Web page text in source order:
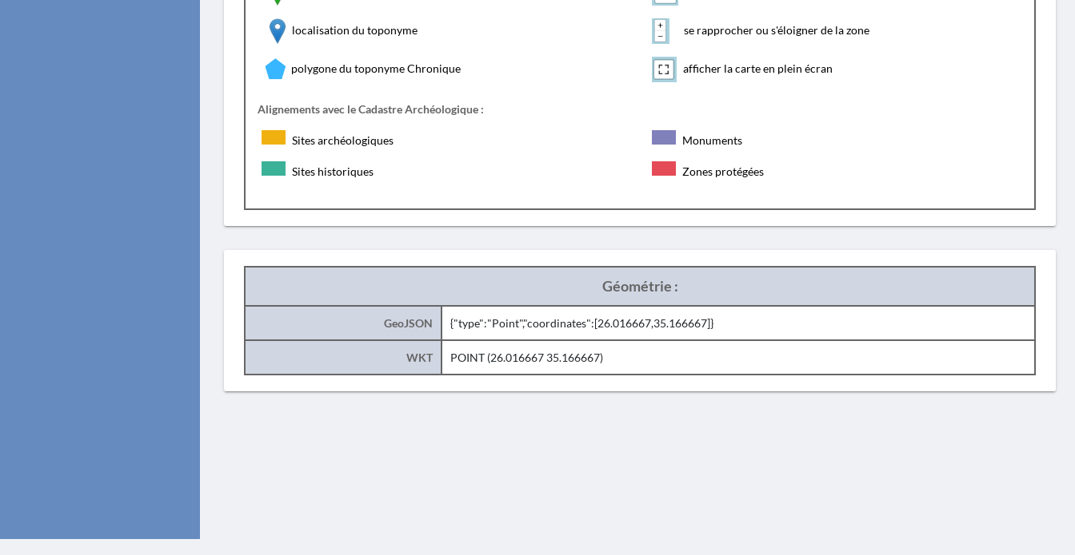
localisation du toponyme
polygone du toponyme Chronique
se rapprocher ou s'éloigner de la zone
afficher la carte en plein écran
Alignements avec le Cadastre Archéologique :
Sites archéologiques Monuments
Sites historiques Zones protégées
Géométrie :
GeoJSON {"type":"Point","coordinates":[26.016667,35.166667]}
WKT POINT (26.016667 35.166667)